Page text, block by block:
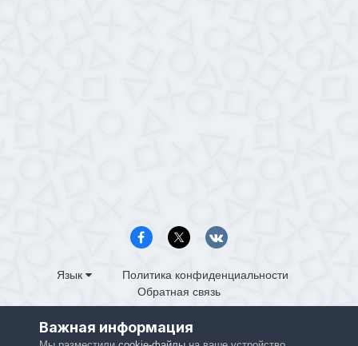
Язык
Политика конфиденциальности
Обратная связь
Powered by Invision Community
Важная информация